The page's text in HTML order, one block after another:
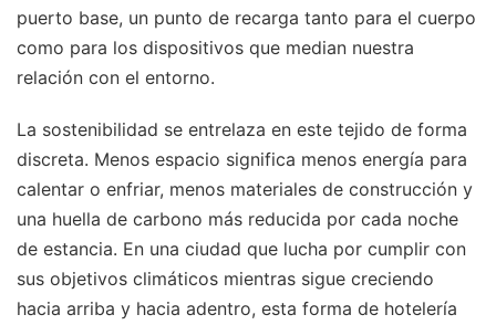
puerto base, un punto de recarga tanto para el cuerpo
como para los dispositivos que median nuestra
relación con el entorno.
La sostenibilidad se entrelaza en este tejido de forma
discreta. Menos espacio significa menos energía para
calentar o enfriar, menos materiales de construcción y
una huella de carbono más reducida por cada noche
de estancia. En una ciudad que lucha por cumplir con
sus objetivos climáticos mientras sigue creciendo
hacia arriba y hacia adentro, esta forma de hotelería